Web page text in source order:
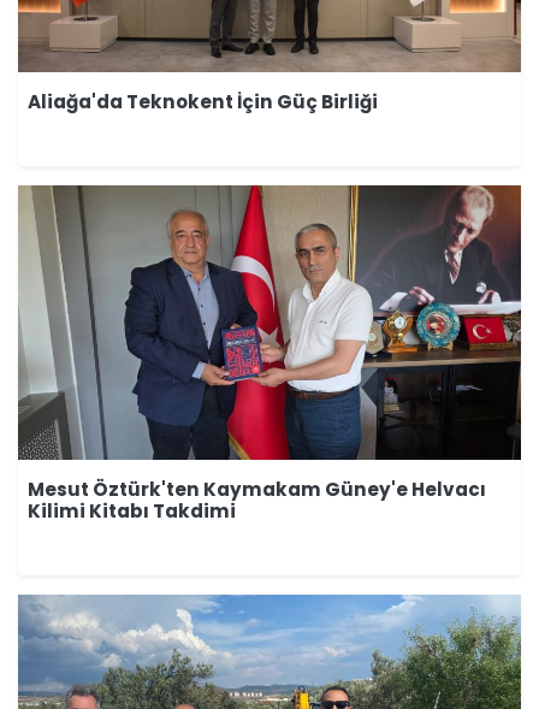
Aliağa'da Teknokent İçin Güç Birliği
Mesut Öztürk'ten Kaymakam Güney'e Helvacı
Kilimi Kitabı Takdimi